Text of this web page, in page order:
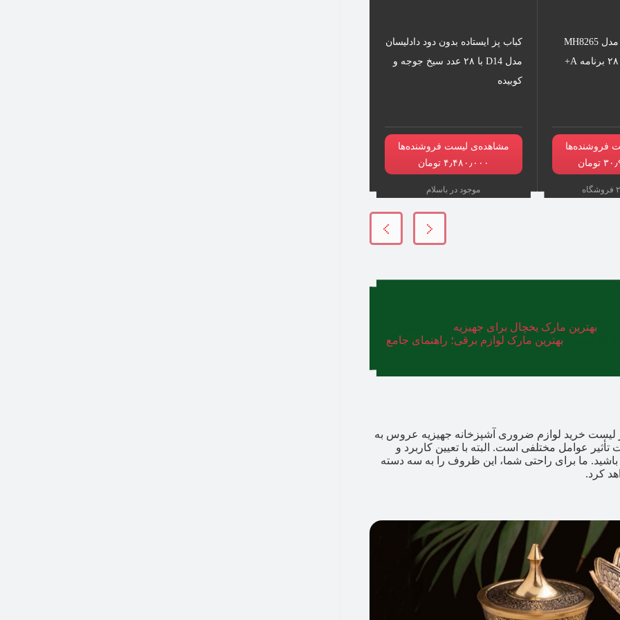
کباب پز ایستاده بدون دود دادلیسان
مدل D14 با ۲۸ عدد سیخ جوجه و
کوبیده
مشاهده‌ی لیست فروشنده‌ها
۴٫۴۸۰٫۰۰۰ تومان
موجود در باسلام
مایکروویو ال جی مدل MH8265
فروشنده‌ها
بهترین مارک یخچال برای جهیزیه
بهترین مارک لوازم برقی؛ راهنمای جامع
لیست خرید لوازم ضروری آشپزخانه جهیزیه عروس به
عوامل مختلفی است. البته با تعیین کاربرد و
باشید. ما برای راحتی شما، این ظروف را به سه دسته
کرد.